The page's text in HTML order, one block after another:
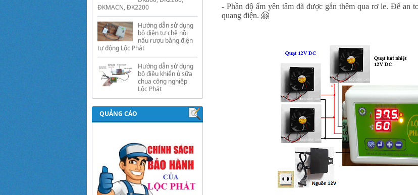
- Phần độ ẩm yên tâm đã được gắn thêm qua rơ le. Để an
quang điện. 🤗
bộ điện tự chế nồi
nấu rượu bằng điện
tự động Lộc Phát
Hướng dẫn sử dụng
bộ điều khiển ủ sữa
chua công nghiệp
Lộc Phát
Hướng dẫn sử dụng
bộ điều khiển độ ẩm
gold, nhiệt độ và ánh
sáng tự động Lộc
Phát
QUẢNG CÁO